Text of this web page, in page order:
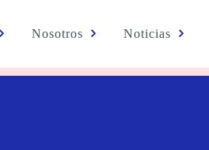
Nosotros Noticias